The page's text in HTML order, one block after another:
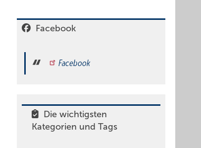
Facebook
Facebook
Die wichtigsten
Kategorien und Tags